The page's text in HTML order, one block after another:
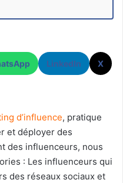
LinkedIn X
d’influence, pratique
et déployer des
des influenceurs, nous
: Les influenceurs qui
des réseaux sociaux et